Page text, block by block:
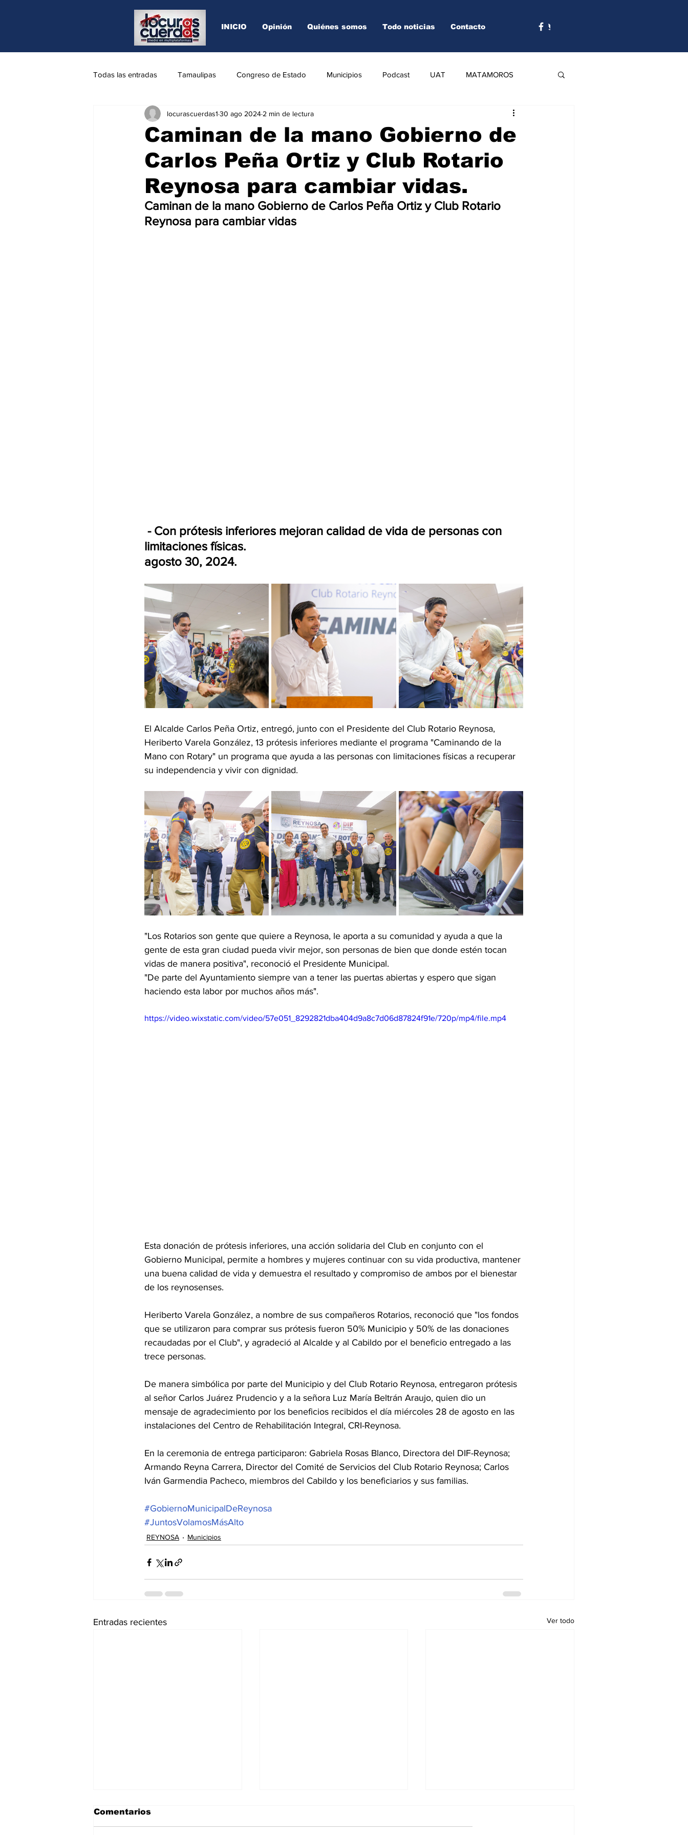
INICIO Opinión Quiénes somos Todo noticias Contacto
Todas las entradas Tamaulipas Congreso de Estado Municipios Podcast UAT MATAMOROS
REYNOSA N.LAREDO TAMPICO
Caminan de la mano Gobierno de
Carlos Peña Ortiz y Club Rotario
Reynosa para cambiar vidas.
locurascuerdas1 30 ago 2024 2 min de lectura
Caminan de la mano Gobierno de Carlos Peña Ortiz y Club Rotario
Reynosa para cambiar vidas
limitaciones físicas.
agosto 30, 2024.
El Alcalde Carlos Peña Ortiz, entregó, junto con el Presidente del Club Rotario Reynosa,
Heriberto Varela González, 13 prótesis inferiores mediante el programa "Caminando de la
Mano con Rotary" un programa que ayuda a las personas con limitaciones físicas a recuperar
su independencia y vivir con dignidad.
"Los Rotarios son gente que quiere a Reynosa, le aporta a su comunidad y ayuda a que la
gente de esta gran ciudad pueda vivir mejor, son personas de bien que donde estén tocan
vidas de manera positiva", reconoció el Presidente Municipal.
"De parte del Ayuntamiento siempre van a tener las puertas abiertas y espero que sigan
haciendo esta labor por muchos años más".
https://video.wixstatic.com/video/57e051_8292821dba404d9a8c7d06d87824f91e/720p/mp4/file.mp4
Esta donación de prótesis inferiores, una acción solidaria del Club en conjunto con el
Gobierno Municipal, permite a hombres y mujeres continuar con su vida productiva, mantener
una buena calidad de vida y demuestra el resultado y compromiso de ambos por el bienestar
de los reynosenses.
Heriberto Varela González, a nombre de sus compañeros Rotarios, reconoció que "los fondos
que se utilizaron para comprar sus prótesis fueron 50% Municipio y 50% de las donaciones
recaudadas por el Club", y agradeció al Alcalde y al Cabildo por el beneficio entregado a las
trece personas.
De manera simbólica por parte del Municipio y del Club Rotario Reynosa, entregaron prótesis
al señor Carlos Juárez Prudencio y a la señora Luz María Beltrán Araujo, quien dio un
mensaje de agradecimiento por los beneficios recibidos el día miércoles 28 de agosto en las
instalaciones del Centro de Rehabilitación Integral, CRI-Reynosa.
En la ceremonia de entrega participaron: Gabriela Rosas Blanco, Directora del DIF-Reynosa;
Armando Reyna Carrera, Director del Comité de Servicios del Club Rotario Reynosa; Carlos
Iván Garmendia Pacheco, miembros del Cabildo y los beneficiarios y sus familias.
#GobiernoMunicipalDeReynosa
#JuntosVolamosMásAlto
REYNOSA Municipios
Entradas recientes Ver todo
Comentarios